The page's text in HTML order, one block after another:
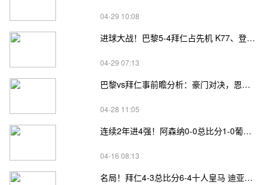
04-29 10:08
进球大战！巴黎5-4拜仁占先机 K77、登贝莱双响凯恩奥利塞建功
04-29 07:13
巴黎vs拜仁事前瞻分析：豪门对决，恩怨再续
04-28 11:05
连续2年进4强！阿森纳0-0总比分1-0葡体 特罗萨德、卡塔莫中柱
04-16 08:13
名局！拜仁4-3总比分6-4十人皇马 迪亚斯奥利塞制胜卡马文加染红